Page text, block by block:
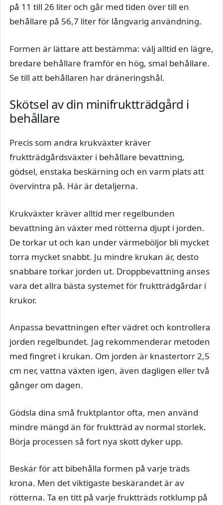
på 11 till 26 liter och går med tiden över till en
behållare på 56,7 liter för långvarig användning.
Formen är lättare att bestämma: välj alltid en lägre,
bredare behållare framför en hög, smal behållare.
Se till att behållaren har dräneringshål.
Skötsel av din minifruktträdgård i
behållare
Precis som andra krukväxter kräver
fruktträdgårdsväxter i behållare bevattning,
gödsel, enstaka beskärning och en varm plats att
övervintra på. Här är detaljerna.
Krukväxter kräver alltid mer regelbunden
bevattning än växter med rötterna djupt i jorden.
De torkar ut och kan under värmeböljor bli mycket
torra mycket snabbt. Ju mindre krukan är, desto
snabbare torkar jorden ut. Droppbevattning anses
vara det allra bästa systemet för fruktträdgårdar i
krukor.
Anpassa bevattningen efter vädret och kontrollera
jorden regelbundet. Jag rekommenderar metoden
med fingret i krukan. Om jorden är knastertorr 2,5
cm ner, vattna växten igen, även dagligen eller två
gånger om dagen.
Gödsla dina små fruktplantor ofta, men använd
mindre mängd än för fruktträd av normal storlek.
Börja processen så fort nya skott dyker upp.
Beskär för att bibehålla formen på varje träds
krona. Men det viktigaste beskärandet är av
rötterna. Ta en titt på varje fruktträds rotklump på